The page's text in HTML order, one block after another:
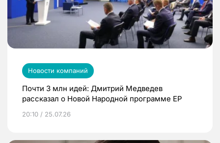
Новости компаний
Почти 3 млн идей: Дмитрий Медведев
рассказал о Новой Народной программе ЕР
20:10 / 25.07.26